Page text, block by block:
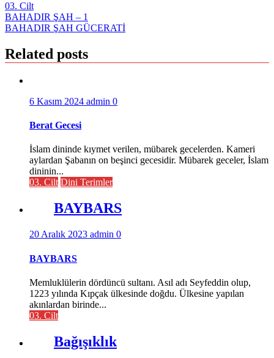
03. Cilt
Yazı
gezinmesi
BAHADIR ŞAH – 1
BAHADIR ŞAH GÜCERATİ
Related posts
6 Kasım 2024 admin 0
Berat Gecesi
İslam dininde kıymet verilen, mübarek gecelerden. Kameri
aylardan Şabanın on beşinci gecesidir. Mübarek geceler, İslam
dininin...
03. Cilt Dini Terimler
BAYBARS
20 Aralık 2023 admin 0
BAYBARS
Memluklülerin dördüncü sultanı. Asıl adı Seyfeddin olup,
1223 yılında Kıpçak ülkesinde doğdu. Ülkesine yapılan
akınlardan birinde...
03. Cilt
Bağışıklık